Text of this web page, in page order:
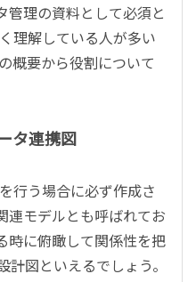
管理の資料として必須と
理解している人が多い
概要から役割について
タ連携図
行う場合に必ず作成さ
連モデルとも呼ばれてお
時に俯瞰して関係性を把
図といえるでしょう。